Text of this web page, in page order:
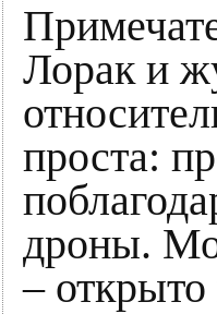
Лорак и
проста:
дроны.
–